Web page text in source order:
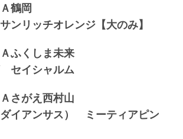
鶴岡
リッチオレンジ【大のみ】
ふくしま未来
セイシャルム
さがえ西村山
イアンサス） ミーティアピン